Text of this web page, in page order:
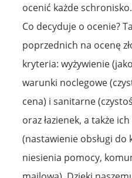
ocenić każde schronisko.
Co decyduje o ocenie?
poprzednich na ocenę
kryteria: wyżywienie
warunki noclegowe
cena) i sanitarne
oraz łazienek, a także
(nastawienie obsługi
niesienia pomocy,